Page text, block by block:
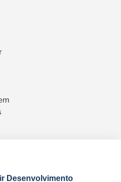
Desenvolvimento